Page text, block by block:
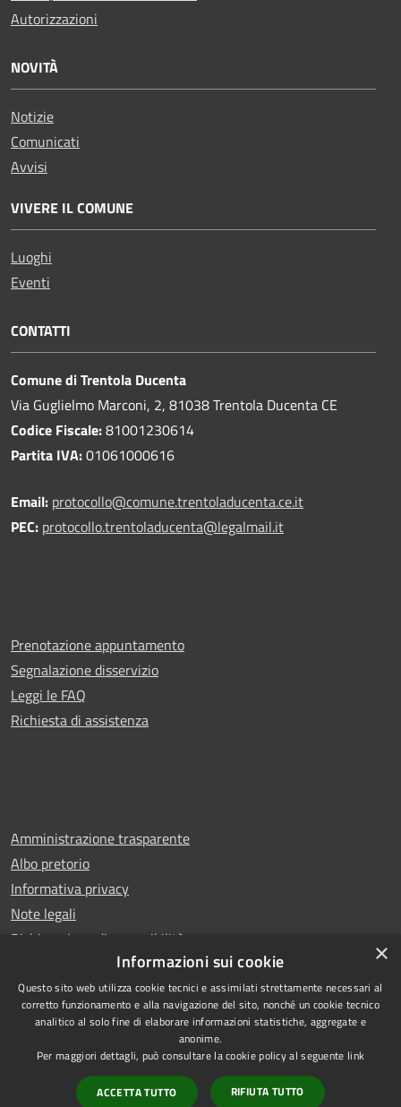
Autorizzazioni
NOVITÀ
Notizie
Comunicati
Avvisi
VIVERE IL COMUNE
Luoghi
Eventi
CONTATTI
Comune di Trentola Ducenta
Via Guglielmo Marconi, 2, 81038 Trentola Ducenta CE
Codice Fiscale:81001230614
Partita IVA:01061000616
Email: protocollo@comune.trentoladucenta.ce.it
PEC: protocollo.trentoladucenta@legalmail.it
Prenotazione appuntamento
Segnalazione disservizio
Leggi le FAQ
Richiesta di assistenza
Amministrazione trasparente
Albo pretorio
Informativa privacy
Note legali
Dichiarazione di accessibilità
RSS
Accessibilità
Copyright © 2025 Comune di
Trentola Ducenta
Powered byMunicipium
×
Informazioni sui cookie
Questo sito web utilizza cookie tecnici e assimilati strettamente necessari al
corretto funzionamento e alla navigazione del sito, nonché un cookie tecnico
analitico al solo fine di elaborare informazioni statistiche, aggregate e
anonime.
Per maggiori dettagli, può consultare la cookie policy al seguente link
ACCETTA TUTTO RIFIUTA TUTTO